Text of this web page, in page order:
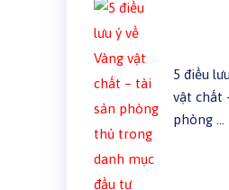
5 điều
vật chất
phòng …